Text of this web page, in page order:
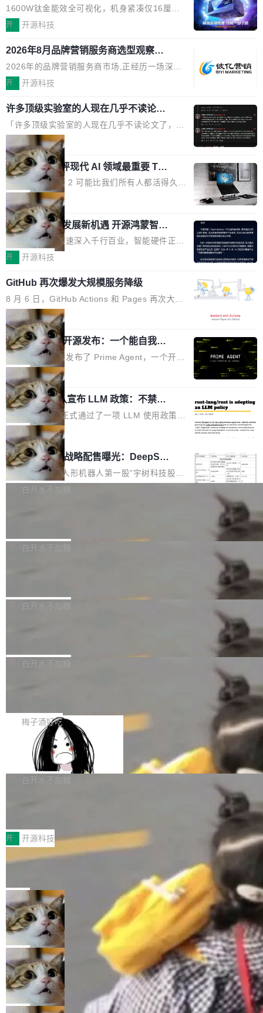
源：为发烧级主机与本地AI算力打造旗
舰供电方案
1600W钛金能效全可视化，机身紧凑仅16厘米
继2026台北电脑展首度亮相后，技嘉科技近日正
电源专为发烧级DIY主机与本地AI算力平台打
造，整机长度仅16厘米，提供1600W额定功率
与80PLUS钛金能效；支持ATX 3.1与PCIe 5.1
实时LCD监控屏，可充分满足当下高阶PC主机
的严苛使用需求。 澎湃功率，紧凑机身 钛金雕1
600PG5 AI TOP具备强悍输出功率，同时实现
机身尺寸大幅精简。整机长度仅16厘米，属于同
功率段机身尺寸十分紧凑的1600W电源产品。小
巧机身有效提升市面主流标准A...
开 开源科技
2026年8月品牌营销服务商选型观察：
从流量思维到品牌资产思维的范式转移
2026年的品牌营销服务商市场,正经历一场深刻
的价值重构。全球全案品牌代理机构市场从2025
复合增长率达5.44%,预计2032年将突破120亿美
元。数字广告与公共关系相关服务市场更是从20
25年的8463亿美元扩张至2026年的8763亿美
元。数字的背后是一个清晰的事实——品牌对专
业化营销服务的需求从未如此迫切。 但市场扩容
的同时,服务商的竞争逻辑正在改变。2026年Top
Agency年度合辑的观察指出,“产品”这个离消费
者最近的载体,在整个品牌营销层面的权重显著变
高了。全域营销服务商的竞争正在从规模转向深
度,案例厚度、全域覆盖、多线协同...
开 开源科技
许多顶级实验室的人现在几乎不读论文
了
「许多顶级实验室的人现在几乎不读论文了，而
且他们认为 ICLR/ICML/NeurIPS 充斥着大量过
度宣传和欺诈。」 OpenAI 研究员 Keller Jorda
n 这条推文引发了广泛讨论。他不是在说风凉
话，他是说出了一个圈内人尽皆知但很少公开捅
破的事实。 Jordan 随后补充了一句软化声明：
「我不认为这些会议上大部分论文都在过度宣传
或造假。问题是，作为读者，如果你筛选出那些
看起来最令人兴奋的论文，那它们大部分都是过
度宣传的。」 这才是真正的痛点。不是所有论文
都有问题，是最吸引眼球的那批论文最有问题。
他引用的帖子来自 Mathew Shen，一位 ICLR 2
026 的读者：「看了篇 ...
局
xAI 前工程师评现代 AI 领域最重要 Top
3 开源项目
Flash Attention 2 可能比我们所有人都活得久。
这句话不是来自某个技术博客，而是出自 Hieu
Pham 的一条推文。Hieu Pham 是谁？他是 xAI
的早期工程师之一，在 Grok 训练基础设施团队
工作过。近日他在 X 上发了一条帖子，列出了他
认为现代 AI 领域最重要的三个开源项目。 第一
理由很具体。FA 系列不需要解释，但 FA2 是他
认为最重要的一个——复杂度恰到好处，刚好能
驱动你去学 CuTe，但还没被那些"邪恶的" Hopp
er++ 优化所淹没，足够容易修改和适配。 更关
键的是 FA2 的持久性...
局
共商智能硬件发展新机遇 开源鸿蒙智能
硬件开发者日杭州站即将举行
随着万物智联加速深入千行百业，智能硬件正从
单点设备迈向智能化、网联化、协同化发展。作
鸿蒙通过统一技术底座和分布式能力，为不同类
型智能设备的开发、连接与互联提供关键支撑，
也为产业链企业探索产品创新与商业增长打开新
的空间。 8月14日，开源鸿蒙智能硬件开发者日
（OHDD：OpenHarmony Hardware Develope
r Day）将在杭州启航。活动面向智能硬件产业
链企业和开发者，邀请行业专家与资深技术顾
问，围绕开源鸿蒙技术能力、设备适配、芯片适
配、功耗与稳定性调优、兼容性测评及统一互联
等内容展开系统讲解和实战交流，帮助企业进一
步了解开源鸿蒙在智能...
开 开源科技
GitHub 再次爆发大规模服务降级
8 月 6 日，GitHub Actions 和 Pages 再次大规
模服务降级，Actions 完全不可用超过 5 小时，
webhook 停发，连自托管 runner 也因调度层故
障无法工作。Pages、Copilot code review、C
opilot coding agent 全部受影响。从检测到完全
恢复，大约 12 小时。 这是 2026 年 8 月的第六
起事故，其中四起与 AI/Copilot 服务相关。 Git
Hub 员工 kdaigle 在 HN 讨论中贴出了一组数
据：2025 年全年 10 亿次 commit。现在，每周
2.75 亿次，全年预计 140 亿次。GitHub...
局
Prime Agent 开源发布：一个能自我改
进的编程 Agent，ARC-AGI 3 超越人类
专家基线
Prime Intellect 发布了 Prime Agent，一个开源
的编程 Agent Harness，核心设计围绕两个抽
象：Recursive Language Model（RLM）和 C
ontinual Harness。在 ARC-AGI 3 基准测试
上，Prime Agent + Opus 5 的组合达到了 95.
5% RHAE Best@1，超过了 ARC 报告的人类专
家基线 95.4%。 不是又一个 coding agent 包装
器 Prime Agent 的架构和市面上大多数 coding
agent 有本质区别。大多数 agent harness 的设
计是基于早期模型的能力—...
局
Rust 项目团队宣布 LLM 政策：不禁
止，但你要承认哪些代码不是你写的
Rust 语言项目正式通过了一项 LLM 使用政策，
覆盖 rust-lang/rust 单一仓库的代码贡献。这不
是项目级别的官方立场，目前由五个团队采纳，
但它可能是主流开源项目中关于 AI 辅助贡献最
细致的一份规则。 政策的核心只有一句话：LLM
可以用来分析、提炼、审阅、建议，但不能用来
不得生成涉及安全性的关键变更，除非作者本身
局
宇树科技 IPO 战略配售曝光：DeepSe
ek 获配 93.3 万股，锁定 36 个月
8月6日晚间，“人形机器人第一股”宇树科技股份
有限公司披露IPO发行价格及战略配售结果，杭
36个月。 公告显示，本次宇树科技战略配售对
员工参与设立的专项资产管理计划。其中，Dee
获配9...
白开水不加糖
Bug fixes and enhancements 修复多次传递同
一个回归问题，该问题导致拉取镜像时会拒绝包
题，该问题可能导致在旧版 Linux 内核...
白开水不加糖
e 孵化器项目管理委员会（IPMC）投票中获得
P）！这一里程碑不仅标志着 Fluss 迈入新的发
白开水不加糖
长期停止内容更新，未能实现其作为“AI版维基百
提交的编辑请求也长期处于待处理状态。 Groki
pedia 于去年底上线，定位为由人工智能生成内
容的百科平台，被马斯克视为传统众包百科网站
维基百科的替代方案。Lawfare 调查发现，无论
热门页面还是低关注度页面，均未出现近期更
白开水不加糖
是这样的：配 MessageSource 的 Bean、写 R
eloadableResourceBundleMessageSource、
声明 LocaleResolver、注册 LocaleChangeInt
erceptor…五六步之后才能看到第一行翻译文
本。 Solon 换了个方式。整个 i18n 模块围绕三
梅子酒好吃
Apache Doris 4.1 全面增强 Iceberg：
支持 UPDATE、MERGE INTO 与 Iceb
erg V3
Apache Doris 4.1 要补齐的，正是缺失的那一
半。在已有查询能力的基础上，Doris 进一步支
常维护操作，并完整支持 Iceberg V3 格式。
白开水不加糖
村国家自主创新示范区会议中心开幕。本届大会
由中关村智联软件服务业质量创新联盟主办，以
“智构可信·质创未来——AI原生时代的质量新范
式”为主题，直面AI从实验室走向规模化产业落地
的核心质量命题。会上，《2026智能研发生产力
工具选型手册》发布，Testin云测的Testin XAge
nt智能测试系统入选AI测试领域代表产品。对CI
O而言，这提示了一个转变：AI测试正在从效率
工具升级为企业的质量基础设施。 CIO面对的新
现实 过去两年，CIO们的焦虑清单上多了两项：
一是如何让大模型和智能体应用安全地从PoC走
向生产，二是如何让测试团队跟得上AI应用...
开 开源科技
让非法状态不可表示：一篇关于 ADT
有一种东西，一旦用过就回不去了。Alex Fedos
eev 管它叫"软件设计的基石"。 他说的东西不新
鲜——代数数据类型（ADT），尤其是和类型
（sum type）。但他说清楚了一件事：这不是类
型系统的学术体操，是日常编码的思维方式。 文
章从一个简单的例子切入。一个网站的深色主题
设置，如果用布尔值 + 可空字段来表示——bool
ean 表示是否可切换，nullable 的默认模式、浅
色方案、深色方案——会产生大量无意义的组
合。方案缺了、配置冲突了、全 null 了。要知道
局
Cloudflare 开源内部企业 AI 平台 Clou
dflare OS
Cloudflare 发布了一个开源项目 Cloudflare O
S。如果你只看官方博客，你会觉得这是又一
个"AI 知识库 + 聊天机器人"——每个大厂都在
做，没什么新鲜的。 但 Kenton Varda 在 Twitte
r 上把事情说清楚了： 今天我们发布了 Cloudfla
re OS，一个带连接器的聊天机器人，跟其他所
局
Deno 团队开源 Celld，可自托管的分
布式 Durable Objects
Ryan Dahl 领导的 Deno 团队推出了最新开源项
目 Celld，一个能在自己机器上运行 Cloudflare